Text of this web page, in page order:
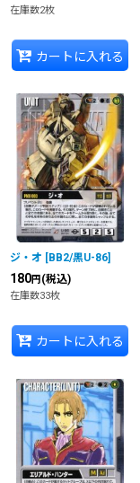
在庫数2枚
カートに入れる
ジ・オ [BB2/黒U-86]
180円 (税込)
在庫数33枚
カートに入れる